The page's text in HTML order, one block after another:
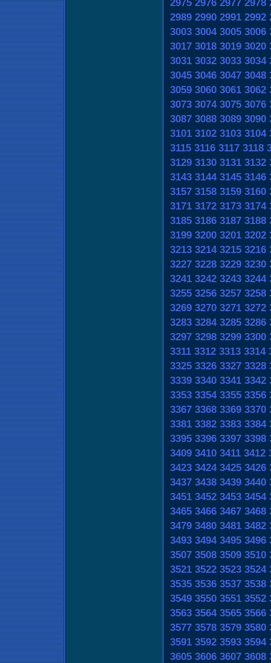
2975 2976 2977 2978
2989 2990 2991 2992
3003 3004 3005 3006
3017 3018 3019 3020
3031 3032 3033 3034
3045 3046 3047 3048
3059 3060 3061 3062
3073 3074 3075 3076
3087 3088 3089 3090
3101 3102 3103 3104
3115 3116 3117 3118
3129 3130 3131 3132
3143 3144 3145 3146
3157 3158 3159 3160
3171 3172 3173 3174
3185 3186 3187 3188
3199 3200 3201 3202
3213 3214 3215 3216
3227 3228 3229 3230
3241 3242 3243 3244
3255 3256 3257 3258
3269 3270 3271 3272
3283 3284 3285 3286
3297 3298 3299 3300
3311 3312 3313 3314
3325 3326 3327 3328
3339 3340 3341 3342
3353 3354 3355 3356
3367 3368 3369 3370
3381 3382 3383 3384
3395 3396 3397 3398
3409 3410 3411 3412
3423 3424 3425 3426
3437 3438 3439 3440
3451 3452 3453 3454
3465 3466 3467 3468
3479 3480 3481 3482
3493 3494 3495 3496
3507 3508 3509 3510
3521 3522 3523 3524
3535 3536 3537 3538
3549 3550 3551 3552
3563 3564 3565 3566
3577 3578 3579 3580
3591 3592 3593 3594
3605 3606 3607 3608